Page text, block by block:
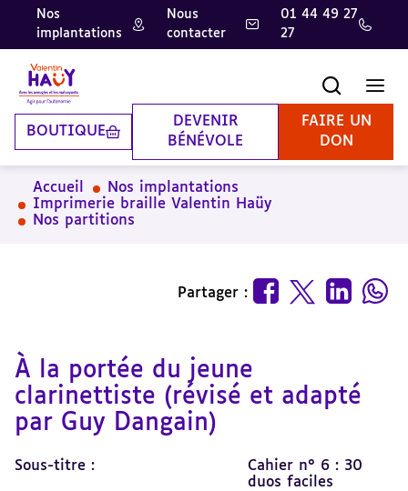
Aller
contenu
principal
Aller
pied
de
page
Aller
la
recherche
Nos
implantations
Nous
contacter
01 44 49 27
27
BOUTIQUE
DEVENIR
BÉNÉVOLE
FAIRE UN
DON
Accueil
Nos implantations
Imprimerie braille Valentin Haüy
Nos partitions
Partager :
À la portée du jeune
clarinettiste (révisé et adapté
par Guy Dangain)
Sous-titre :
Cahier n° 6 : 30
duos faciles